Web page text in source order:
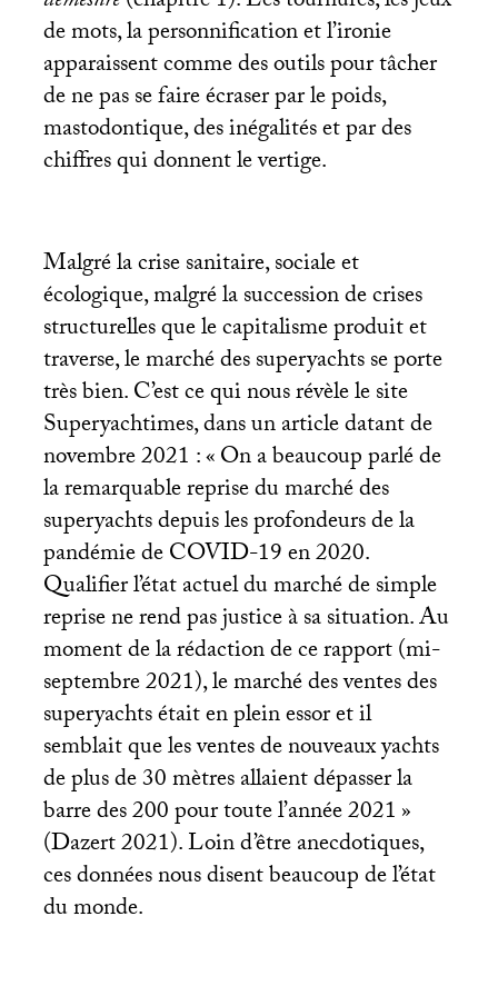
de mots, la personnification et l’ironie
apparaissent comme des outils pour tâcher
de ne pas se faire écraser par le poids,
mastodontique, des inégalités et par des
chiffres qui donnent le vertige.
Malgré la crise sanitaire, sociale et
écologique, malgré la succession de crises
structurelles que le capitalisme produit et
traverse, le marché des superyachts se porte
très bien. C’est ce qui nous révèle le site
Superyachtimes, dans un article datant de
novembre 2021 : «On a beaucoup parlé de
la remarquable reprise du marché des
superyachts depuis les profondeurs de la
pandémie deCOVID-19 en 2020.
Qualifier l’état actuel du marché de simple
reprise ne rend pas justice à sa situation. Au
moment de la rédaction de ce rapport (mi-
septembre 2021), le marché des ventes des
superyachts était en plein essor et il
semblait que les ventes de nouveaux yachts
de plus de 30 mètres allaient dépasser la
barre des 200 pour toute l’année 2021»
(Dazert 2021). Loin d’être anecdotiques,
ces données nous disent beaucoup de l’état
du monde.